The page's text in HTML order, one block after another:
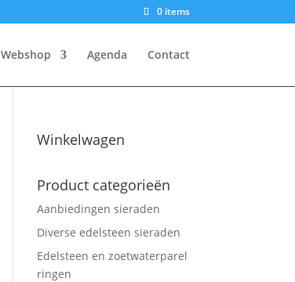
0 items
Webshop Agenda Contact
Winkelwagen
Product categorieën
Aanbiedingen sieraden
Diverse edelsteen sieraden
Edelsteen en zoetwaterparel
ringen